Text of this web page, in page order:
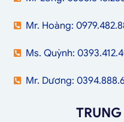
Mr. Hoàng:
Ms. Quỳnh:
Mr. Dương: